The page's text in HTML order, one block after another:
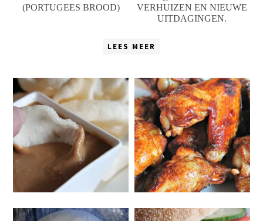
(PORTUGEES BROOD)
VERHUIZEN EN NIEUWE
UITDAGINGEN.
LEES MEER